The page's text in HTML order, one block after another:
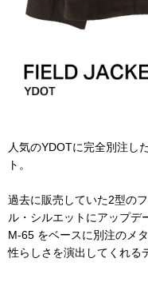
人気のYDOTに完全別注し
ト。
過去に販売していた2型の
ル・シルエットにアップデ
M-65 をベースに別注のメ
性らしさを演出してくれる